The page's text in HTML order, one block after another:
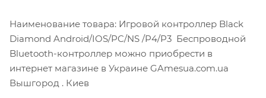
Наименование товара: Игровой контроллер Black
Diamond Android/IOS/PC/NS /P4/P3 Беспроводной
Bluetooth-контроллер можно приобрести в
интернет магазине в Украине GAmesua.com.ua
Вышгород . Киев